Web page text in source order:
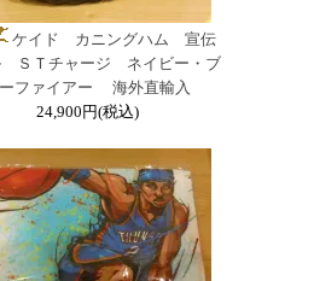
ケイド カニングハム 宣伝
ＳＴチャージ ネイビー・ブ
ファイアー 海外直輸入
24,900円(税込)